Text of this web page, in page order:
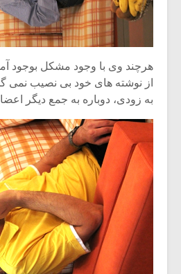
هرچند وی با وجود مشکل بوجود
از نوشته های خود بی نصیب نمی
به زودی، دوباره به جمع دیگر